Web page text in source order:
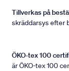
Tillverkas på
skräddarsys efter
ÖKO-tex 100
är ÖKO-tex 100